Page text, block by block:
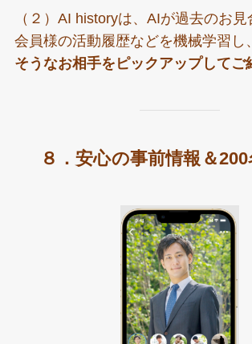
（２）AI historyは、AIが過去のお
会員様の活動履歴などを機械学習し、
そうなお相手をピックアップしてご
８．安心の事前情報＆